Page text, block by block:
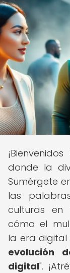
donde la
Sumérgete
las
culturas en
cómo el
la era digital
evolución
digital".